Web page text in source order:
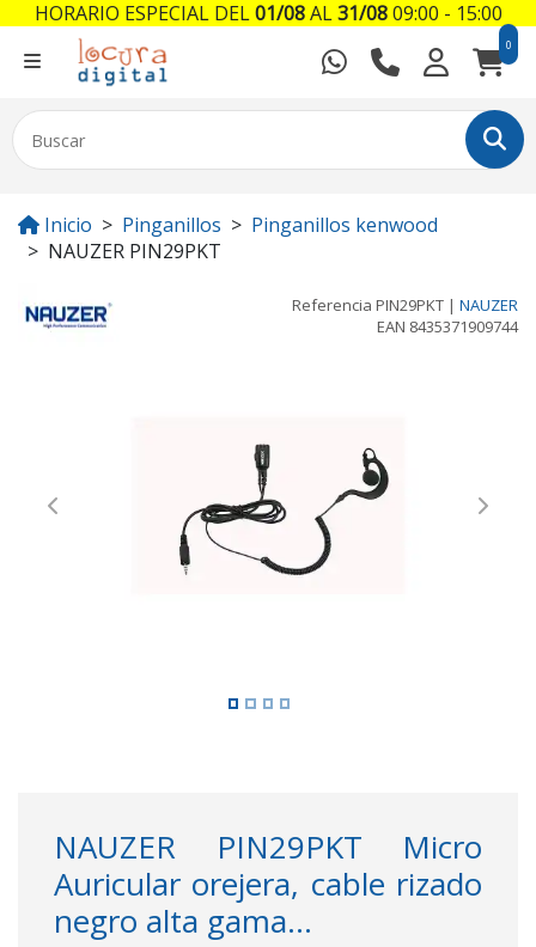
0
Inicio Pinganillos
Pinganillos kenwood
NAUZER PIN29PKT
Referencia PIN29PKT | NAUZER
EAN 8435371909744
Previous Next
NAUZER PIN29PKT Micro
Auricular orejera, cable rizado
negro alta gama...
HORARIO ESPECIAL DEL01/08AL31/0809:00 - 15:00